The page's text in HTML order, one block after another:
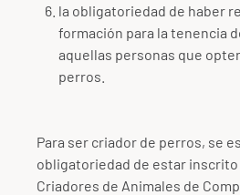
la obligatoriedad de haber
formación para la tenencia
aquellas personas que
perros.
Para ser criador de perros, se
obligatoriedad de estar
Criadores de Animales de